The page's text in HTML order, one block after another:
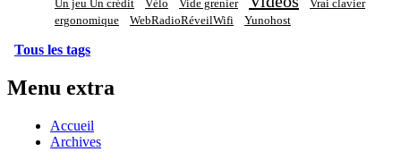
Un jeu Un crédit Vélo Vide grenier
Vrai clavier
ergonomique
WebRadioRéveilWifi Yunohost
Tous les tags
Menu extra
Accueil
Archives